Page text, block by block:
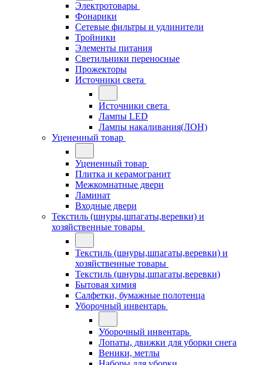
Электротовары
Фонарики
Сетевые фильтры и удлинители
Тройники
Элементы питания
Светильники переносные
Прожекторы
Источники света
Источники света
Лампы LED
Лампы накаливания(ЛОН)
Уцененный товар
Уцененный товар
Плитка и керамогранит
Межкомнатные двери
Ламинат
Входные двери
Текстиль (шнуры,шпагаты,веревки) и
хозяйственные товары
Текстиль (шнуры,шпагаты,веревки) и
хозяйственные товары
Текстиль (шнуры,шпагаты,веревки)
Бытовая химия
Салфетки, бумажные полотенца
Уборочный инвентарь
Уборочный инвентарь
Лопаты, движки для уборки снега
Веники, метлы